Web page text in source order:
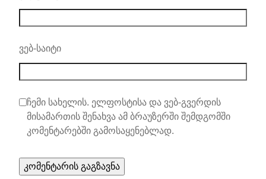
ვებ-საიტი
ჩემი სახელის. ელფოსტისა და ვებ-გვერდის
მისამართის შენახვა ამ ბრაუზერში შემდგომში
კომენტარებში გამოსაყენებლად.